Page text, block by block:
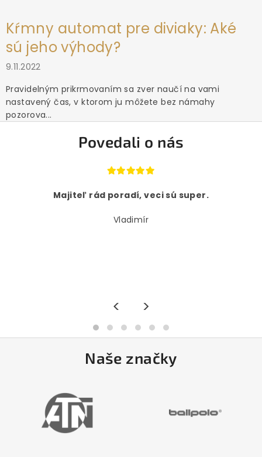
Kŕmny automat pre diviaky: Aké
sú jeho výhody?
9.11.2022
Pravidelným prikrmovaním sa zver naučí na vami
nastavený čas, v ktorom ju môžete bez námahy
pozorova...
Povedali o nás
Majiteľ rád poradí, veci sú super.
Vladimír
< >
Naše značky